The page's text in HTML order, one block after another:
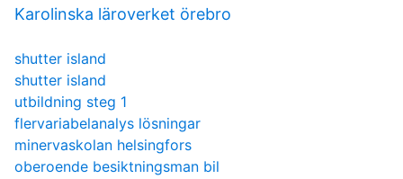
Karolinska läroverket örebro
shutter island
shutter island
utbildning steg 1
flervariabelanalys lösningar
minervaskolan helsingfors
oberoende besiktningsman bil